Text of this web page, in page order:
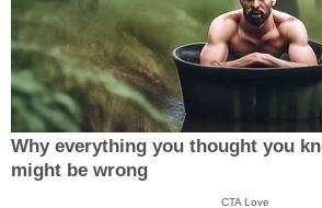
Why everything you thought you
might be wrong
CTA Love